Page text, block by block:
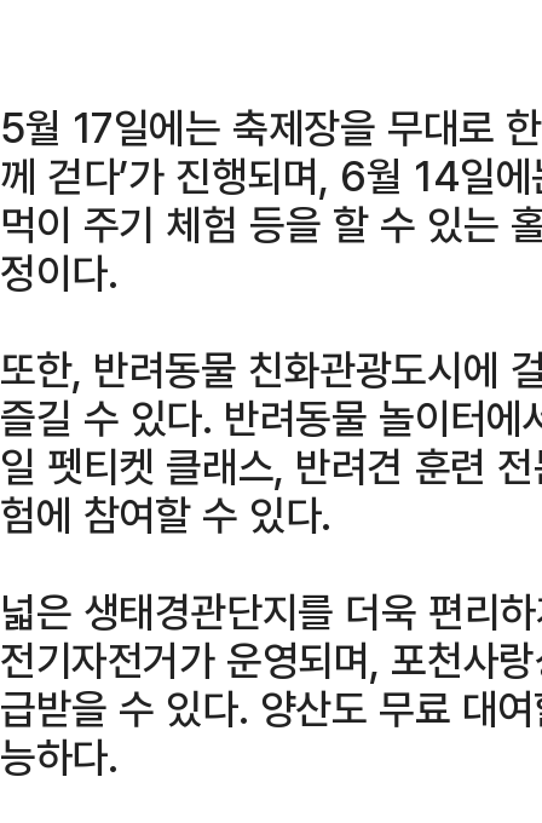
5월 17일에는 축제장을 무대로
께 걷다’가 진행되며, 6월 14일
먹이 주기 체험 등을 할 수 있는
정이다.
또한, 반려동물 친화관광도시에
즐길 수 있다. 반려동물 놀이터
일 펫티켓 클래스, 반려견 훈련
험에 참여할 수 있다.
넓은 생태경관단지를 더욱 편리
전기자전거가 운영되며, 포천사
급받을 수 있다. 양산도 무료 대
능하다.